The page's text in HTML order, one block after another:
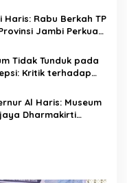
dari Sekolah
Haris: Rabu Berkah TP
Jambi Perkuat
Kelola Sampah
Tidak Tunduk pada
Kritik terhadap
dan Aktivis
Al Haris: Museum
Dharmakirti